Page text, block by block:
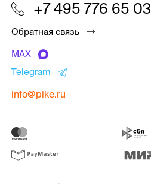
+7 495 776 65 03
Обратная связь
MAX
Telegram
info@pike.ru